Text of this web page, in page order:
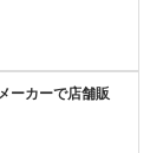
ーカーで店舗販